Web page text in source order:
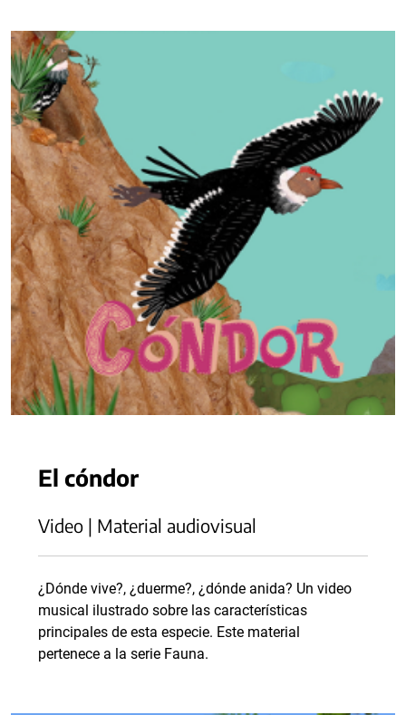
El cóndor
Video | Material audiovisual
¿Dónde vive?, ¿duerme?, ¿dónde anida? Un video
musical ilustrado sobre las características
principales de esta especie. Este material
pertenece a la serie Fauna.